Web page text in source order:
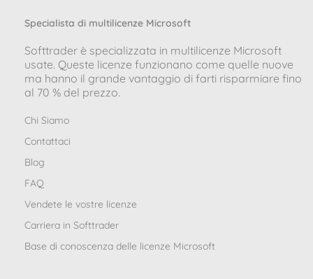
Specialista di multilicenze Microsoft
Softtrader è specializzata in multilicenze Microsoft
usate. Queste licenze funzionano come quelle nuove
ma hanno il grande vantaggio di farti risparmiare fino
al 70 % del prezzo.
Chi Siamo
Contattaci
Blog
FAQ
Vendete le vostre licenze
Carriera in Softtrader
Base di conoscenza delle licenze Microsoft